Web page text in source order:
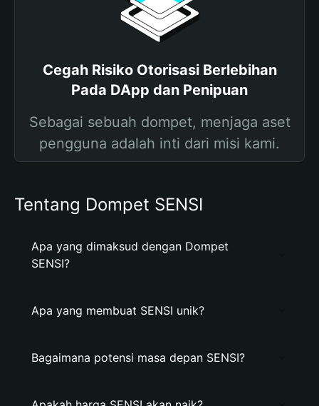
Cegah Risiko Otorisasi Berlebihan
Pada DApp dan Penipuan
Sebagai sebuah dompet, menjaga aset
pengguna adalah inti dari misi kami.
Tentang Dompet SENSI
Apa yang dimaksud dengan Dompet
SENSI?
Apa yang membuat SENSI unik?
Bagaimana potensi masa depan SENSI?